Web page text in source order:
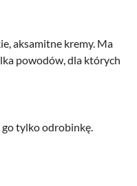
aksamitne kremy. Ma
powodów, dla których
go tylko odrobinkę.